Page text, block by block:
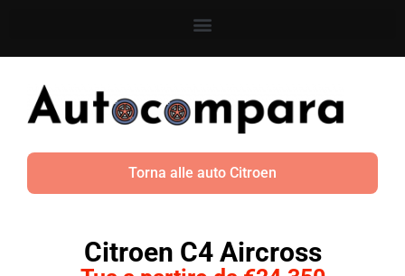
Torna alle auto Citroen
Citroen C4 Aircross